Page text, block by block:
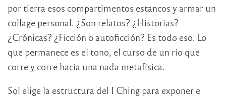
por tierra esos compartimentos estancos y armar un
collage personal. ¿Son relatos? ¿Historias?
¿Crónicas? ¿Ficción o autoficción? Es todo eso. Lo
que permanece es el tono, el curso de un río que
corre y corre hacia una nada metafísica.
Sol elige la estructura del I Ching para exponer e